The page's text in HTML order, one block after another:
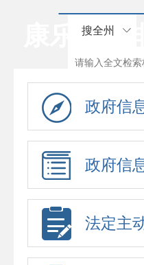
康乐县供
搜全州
政府信
政府信
法定主